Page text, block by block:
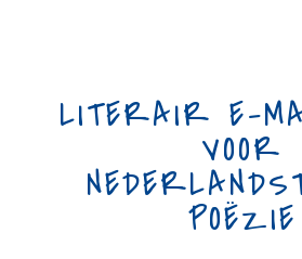
LITERAIR E-
VOOR
POËZIE